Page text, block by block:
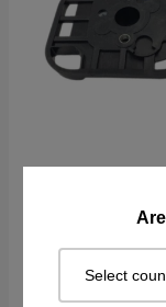
Select